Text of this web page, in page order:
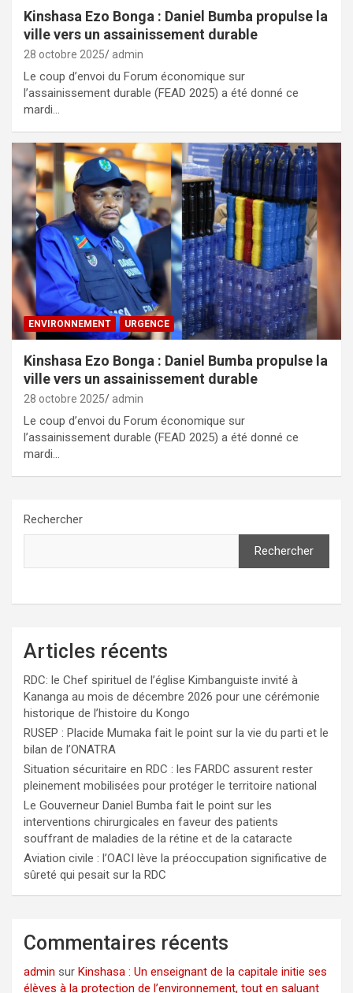
Kinshasa Ezo Bonga : Daniel Bumba propulse la
ville vers un assainissement durable
28 octobre 2025 admin
Le coup d’envoi du Forum économique sur
l’assainissement durable (FEAD 2025) a été donné ce
mardi…
ENVIRONNEMENT URGENCE
Kinshasa Ezo Bonga : Daniel Bumba propulse la
ville vers un assainissement durable
28 octobre 2025 admin
Le coup d’envoi du Forum économique sur
l’assainissement durable (FEAD 2025) a été donné ce
mardi…
Rechercher
Rechercher
Articles récents
RDC: le Chef spirituel de l’église Kimbanguiste invité à
Kananga au mois de décembre 2026 pour une cérémonie
historique de l’histoire du Kongo
RUSEP : Placide Mumaka fait le point sur la vie du parti et le
bilan de l’ONATRA
Situation sécuritaire en RDC : les FARDC assurent rester
pleinement mobilisées pour protéger le territoire national
Le Gouverneur Daniel Bumba fait le point sur les
interventions chirurgicales en faveur des patients
souffrant de maladies de la rétine et de la cataracte
Aviation civile : l’OACI lève la préoccupation significative de
sûreté qui pesait sur la RDC
Commentaires récents
admin sur Kinshasa : Un enseignant de la capitale initie ses
élèves à la protection de l’environnement, tout en saluant